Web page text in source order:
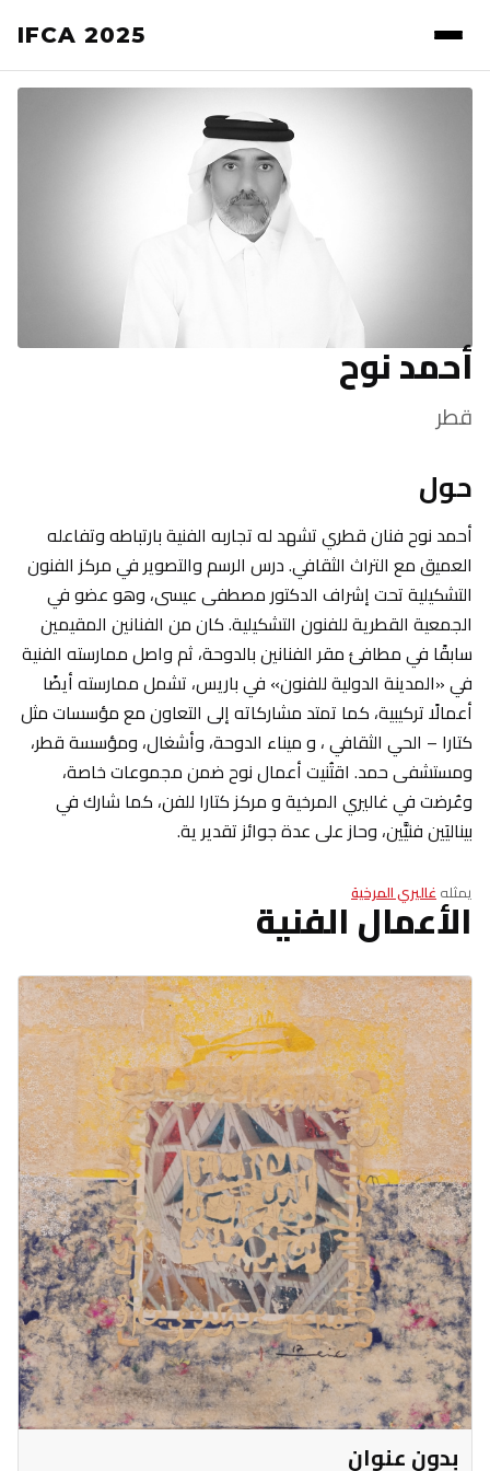
IFCA 2025
أحمد نوح
قطر
حول
أحمد نوح فنان قطري تشهد له تجاربه الفنية بارتباطه وتفاعله
العميق مع التراث الثقافي. درس الرسم والتصوير في مركز الفنون
التشكيلية تحت إشراف الدكتور مصطفى عيسى، وهو عضو في
الجمعية القطرية للفنون التشكيلية. كان من الفنانين المقيمين
سابقًا في مطافئ مقر الفنانين بالدوحة، ثم واصل ممارسته الفنية
في «المدينة الدولية للفنون» في باريس، تشمل ممارسته أيضًا
أعمالًا تركيبية، كما تمتد مشاركاته إلى التعاون مع مؤسسات مثل
كتارا – الحي الثقافي ، و ميناء الدوحة، وأشغال، ومؤسسة قطر،
ومستشفى حمد. اقتُنيت أعمال نوح ضمن مجموعات خاصة،
وعُرضت في غاليري المرخية و مركز كتارا للفن، كما شارك في
بيناليَين فنيَّين، وحاز على عدة جوائز تقدير ية.
يمثله غاليري المرخية
الأعمال الفنية
بدون عنوان